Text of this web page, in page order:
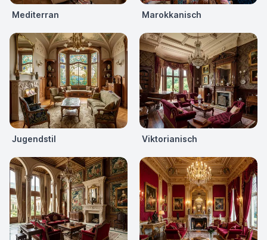
Mediterran Marokkanisch
Jugendstil Viktorianisch